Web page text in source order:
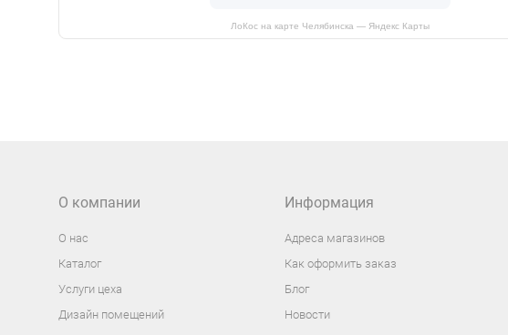
ЛоКос на карте Челябинска — Яндекс Карты
О компании
О нас
Каталог
Услуги цеха
Дизайн помещений
Информация
Адреса магазинов
Как оформить заказ
Блог
Новости